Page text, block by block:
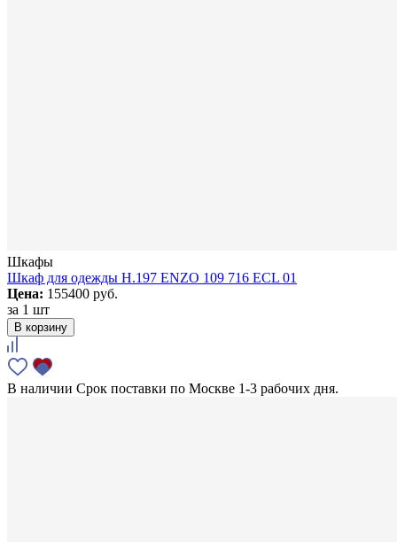
Шкафы
Шкаф для одежды H.197 ENZO 109 716 ECL 01
Цена: 155400 руб.
за 1 шт
В корзину
В наличии Срок поставки по Москве 1-3 рабочих дня.